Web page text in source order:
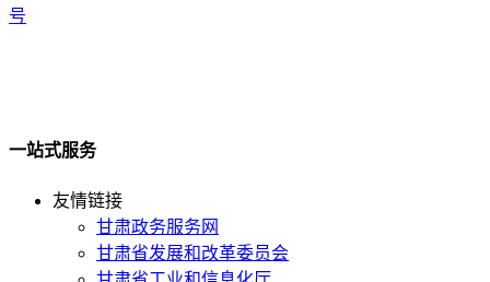
号
一站式服务
友情链接
甘肃政务服务网
甘肃省发展和改革委员会